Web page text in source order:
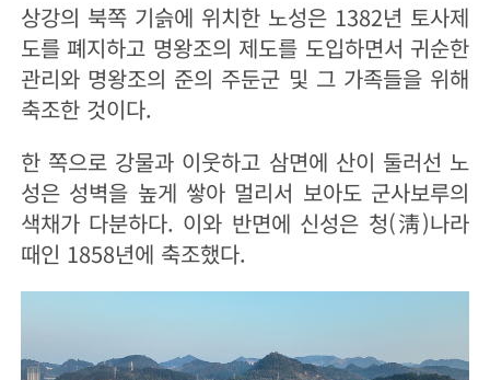
상강의 북쪽 기슭에 위치한 노성은 1382년 토사제
도를 폐지하고 명왕조의 제도를 도입하면서 귀순한
관리와 명왕조의 준의 주둔군 및 그 가족들을 위해
축조한 것이다.
한 쪽으로 강물과 이웃하고 삼면에 산이 둘러선 노
성은 성벽을 높게 쌓아 멀리서 보아도 군사보루의
색채가 다분하다. 이와 반면에 신성은 청(淸)나라
때인 1858년에 축조했다.